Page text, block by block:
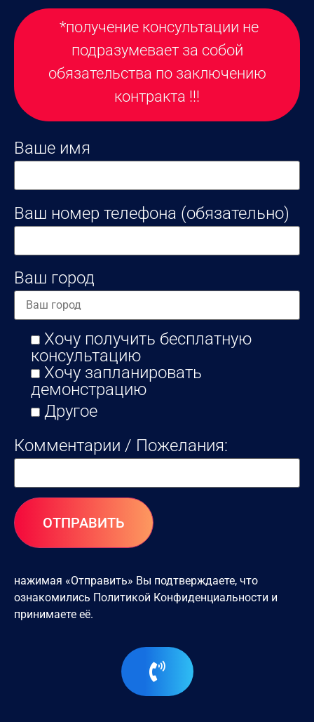
*получение консультации не
подразумевает за собой
обязательства по заключению
контракта !!!
Ваше имя
Ваш номер телефона (обязательно)
Ваш город
Хочу получить бесплатную
консультацию
Хочу запланировать
демонстрацию
Другое
Комментарии / Пожелания:
нажимая «Отправить» Вы подтверждаете, что
ознакомились Политикой Конфиденциальности и
принимаете её.